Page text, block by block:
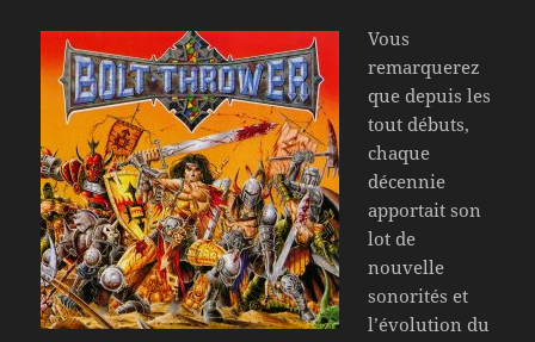
Vous
remarquerez
que depuis les
tout débuts,
chaque
décennie
apportait son
lot de
nouvelle
sonorités et
l’évolution du